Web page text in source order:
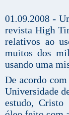
01.09.2008 -
revista High
relativos ao
muitos dos
usando uma
De acordo
Universidade
estudo, Cristo